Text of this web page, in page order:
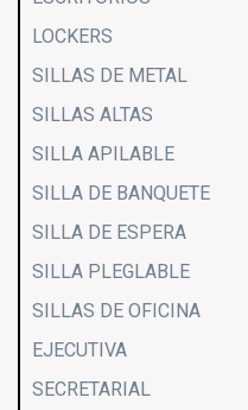
LOCKERS
SILLAS DE METAL
SILLAS ALTAS
SILLA APILABLE
SILLA DE BANQUETE
SILLA DE ESPERA
SILLA PLEGLABLE
SILLAS DE OFICINA
EJECUTIVA
SECRETARIAL